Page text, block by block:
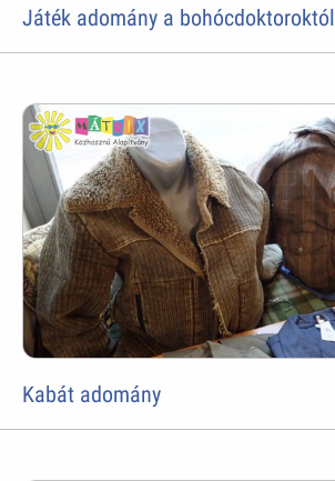
Játék adomány a bohócdoktoroktól
Kabát adomány